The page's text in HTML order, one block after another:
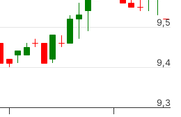
9,3
9,4
9,5